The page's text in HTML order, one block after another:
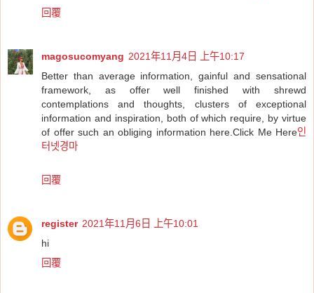
回覆
magosucomyang 2021年11月4日 上午10:17
Better than average information, gainful and sensational
framework, as offer well finished with shrewd
contemplations and thoughts, clusters of exceptional
information and inspiration, both of which require, by virtue
of offer such an obliging information here.Click Me Here인
터넷경마
回覆
register 2021年11月6日 上午10:01
hi
回覆